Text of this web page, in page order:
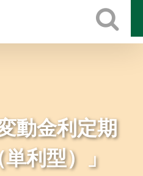
動金利定期
利型）」